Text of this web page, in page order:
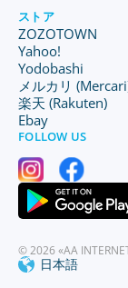
ストア
ZOZOTOWN
Yahoo!
Yodobashi
メルカリ
楽天 (Rakuten)
Ebay
FOLLOW US
© 2026 «AA
日本語